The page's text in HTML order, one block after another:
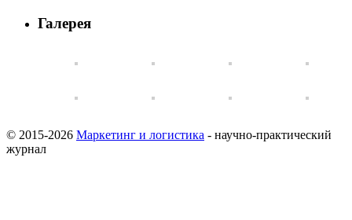
Галерея
© 2015-2026 Маркетинг и логистика - научно-практический
журнал